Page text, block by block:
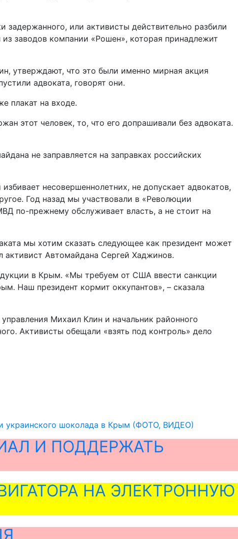
или активисты действительно разбили
из заводов компании «Рошен», которая принадлежит
утверждают, что это были именно мирная акция
адвоката, говорят они.
плакат на входе.
этот человек, то, что его допрашивали без адвоката.
не заправляется на заправках российских
несовершеннолетних, не допускает адвокатов,
Год назад мы участвовали в «Революции
по-прежнему обслуживает власть, а не стоит на
мы хотим сказать следующее как президент может
активист Автомайдана Сергей Хаджинов.
в Крым. «Мы требуем от США ввести санкции
Наш президент кормит оккупантов», – сказала
Михаил Клин и начальник районного
Активисты обещали «взять под контроль» дело
украинского шоколада в Крым (ФОТО, ВИДЕО)
И ПОДДЕРЖАТЬ
НА ЭЛЕКТРОННУЮ